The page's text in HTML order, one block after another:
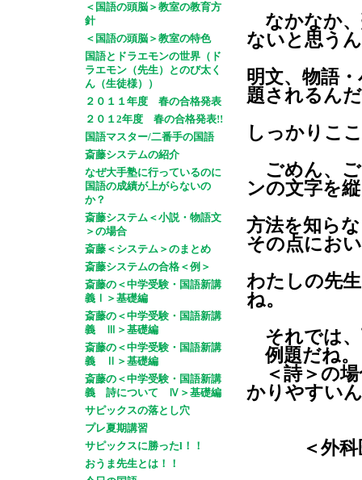
＜国語の頭脳＞教室の教育方
針
＜国語の頭脳＞教室の特色
国語とドラエモンの世界（ド
ラエモン（先生）とのび太く
ん（生徒様））
２０１１年度 春の合格発表
２０１2年度 春の合格発表!!
国語マスター/二番手の国語
斎藤システムの紹介
なぜ大手塾に行っているのに
国語の成績が上がらないの
か？
斎藤システム＜小説・物語文
＞の場合
斎藤＜システム＞のまとめ
斎藤システムの合格＜例＞
斎藤の＜中学受験・国語新講
義Ⅰ＞基礎編
斎藤の＜中学受験・国語新講
義 Ⅲ＞基礎編
斎藤の＜中学受験・国語新講
義 Ⅱ＞基礎編
斎藤の＜中学受験・国語新講
義 詩について Ⅳ＞基礎編
サピックスの落とし穴
プレ夏期講習
サピックスに勝ったl！！
おうま先生とは！！
なかなか、
ないと思う
明文、物語
題されるん
しっかりこ
ごめん、ご
ンの文字を
方法を知ら
その点にお
わたしの先
ね。
それでは、
例題だね。
＜詩＞の場
かりやすい
＜外科